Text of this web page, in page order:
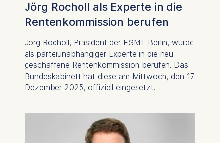
Jörg Rocholl als Experte in die
Rentenkommission berufen
Jörg Rocholl, Präsident der ESMT Berlin, wurde
als parteiunabhängiger Experte in die neu
geschaffene Rentenkommission berufen. Das
Bundeskabinett hat diese am Mittwoch, den 17.
Dezember 2025, offiziell eingesetzt.
to Article 6(1)(a) GDPR.
You may withdraw your
consent at any time
without providing a reason.
This can be done via the
consent banner available at
the bottom of the screen.
For more information,
PolicyandLegal Notice.
Essential